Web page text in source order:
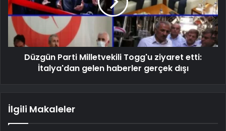
Düzgün Parti Milletvekili Togg'u ziyaret etti:
İtalya'dan gelen haberler gerçek dışı
İlgili Makaleler